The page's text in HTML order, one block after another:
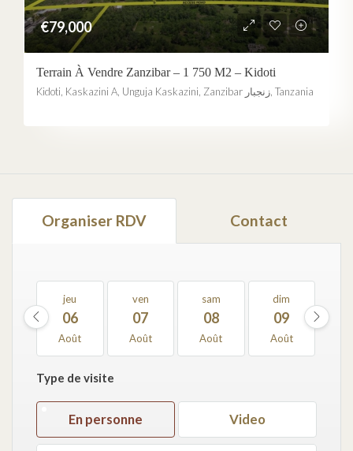
€79,000
Terrain À Vendre Zanzibar – 1 750 M2 – Kidoti
Kidoti, Kaskazini A, Unguja Kaskazini, Zanzibar زنجبار, Tanzania
Organiser RDV Contact
jeu
06
Août
ven
07
Août
sam
08
Août
dim
09
Août
Type de visite
En personne Video